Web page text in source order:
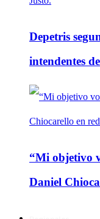
Depetris
intendentes
“Mi objetivo
Daniel